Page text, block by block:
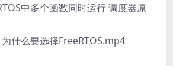
中多个函数同时运行 调度器原
什么要选择FreeRTOS.mp4